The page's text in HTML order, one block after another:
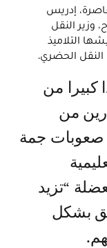
إدريس
وزير النقل
التلاميذ
الحضري.
من
صعوبات جمة
“تزيد
بشكل